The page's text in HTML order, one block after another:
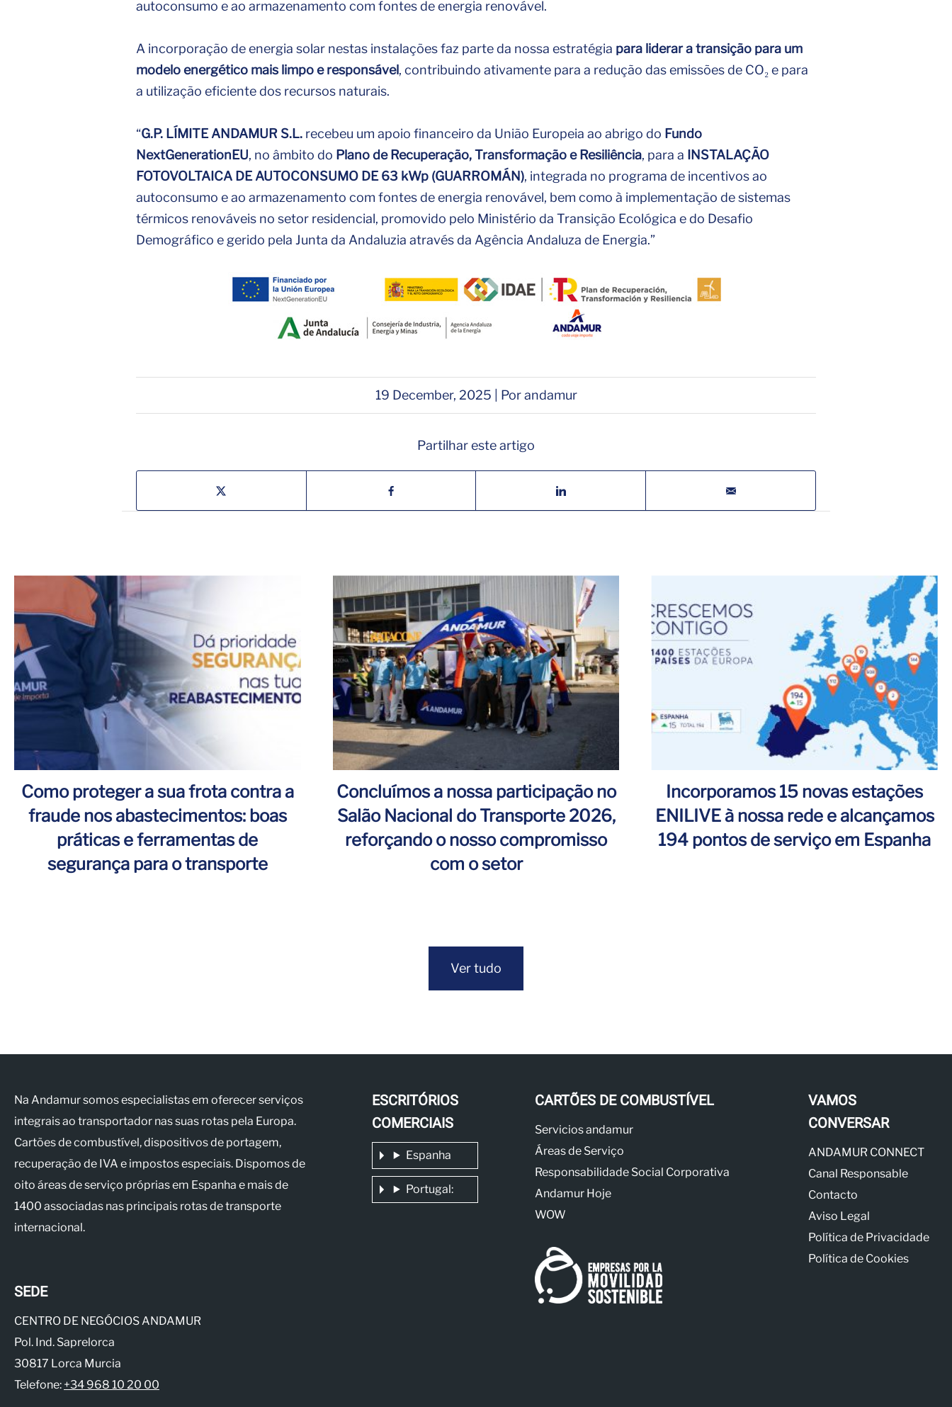
autoconsumo e ao armazenamento com fontes de energia renovável.
A incorporação de energia solar nestas instalações faz parte da nossa estratégia para liderar a transição para um
modelo energético mais limpo e responsável, contribuindo ativamente para a redução das emissões de CO₂ e para
a utilização eficiente dos recursos naturais.
“G.P. LÍMITE ANDAMUR S.L. recebeu um apoio financeiro da União Europeia ao abrigo do Fundo
NextGenerationEU, no âmbito do Plano de Recuperação, Transformação e Resiliência, para a
INSTALAÇÃO
FOTOVOLTAICA DE AUTOCONSUMO DE 63 kWp (GUARROMÁN), integrada no programa de incentivos ao
autoconsumo e ao armazenamento com fontes de energia renovável, bem como à implementação de sistemas
térmicos renováveis no setor residencial, promovido pelo Ministério da Transição Ecológica e do Desafio
Demográfico e gerido pela Junta da Andaluzia através da Agência Andaluza de Energia.”
19 December, 2025 | Por andamur
Partilhar este artigo
Como proteger a sua frota contra a
fraude nos abastecimentos: boas
práticas e ferramentas de
segurança para o transporte
Concluímos a nossa participação no
Salão Nacional do Transporte 2026,
reforçando o nosso compromisso
com o setor
Incorporamos 15 novas estações
ENILIVE à nossa rede e alcançamos
194 pontos de serviço em Espanha
Ver tudo
Na Andamur somos especialistas em oferecer serviços
integrais ao transportador nas suas rotas pela Europa.
Cartões de combustível, dispositivos de portagem,
recuperação de IVA e impostos especiais. Dispomos de
oito áreas de serviço próprias em Espanha e mais de
1400 associadas nas principais rotas de transporte
internacional.
SEDE
CENTRO DE NEGÓCIOS ANDAMUR
Pol. Ind. Saprelorca
30817 Lorca Murcia
Telefone: +34 968 10 20 00
ESCRITÓRIOS
COMERCIAIS
Espanha
Portugal:
CARTÕES DE COMBUSTÍVEL
Servicios andamur
Áreas de Serviço
Responsabilidade Social Corporativa
Andamur Hoje
WOW
VAMOS
CONVERSAR
ANDAMUR CONNECT
Canal Responsable
Contacto
Aviso Legal
Política de Privacidade
Política de Cookies